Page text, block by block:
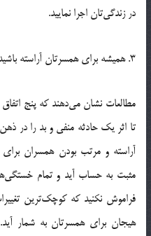
در زندگي‌تان اجرا نماييد.
3. هميشه براي همسرتان آراسته باشيد:
مطالعات نشان مي‌دهند که پنج
تا اثر يک حادثه منفي و بد را در
آراسته و مرتب بودن همسران براي
مثبت به حساب آيد و تمام
فراموش نکنيد که کوچک‌ترين
هيجان براي همسرتان به شمار